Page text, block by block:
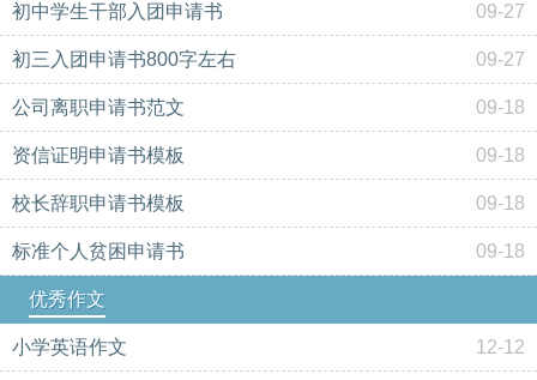
初中学生干部入团申请书 09-27
初三入团申请书800字左右 09-27
公司离职申请书范文 09-18
资信证明申请书模板 09-18
校长辞职申请书模板 09-18
标准个人贫困申请书 09-18
优秀作文
小学英语作文 12-12